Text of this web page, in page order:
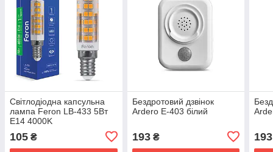
Світлодіодна капсульна
лампа Feron LB-433 5Вт
Е14 4000K
105 ₴
Бездротовий дзвінок
Ardero E-403 білий
193₴ 193